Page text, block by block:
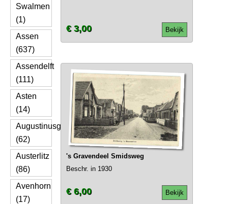
Swalmen
(1)
Assen
(637)
Assendelft
(111)
Asten
(14)
Augustinusga
(62)
Austerlitz
(86)
Avenhorn
(17)
Bekijk
€ 3,00
's Gravendeel Smidsweg
Beschr. in 1930
Bekijk
€ 6,00